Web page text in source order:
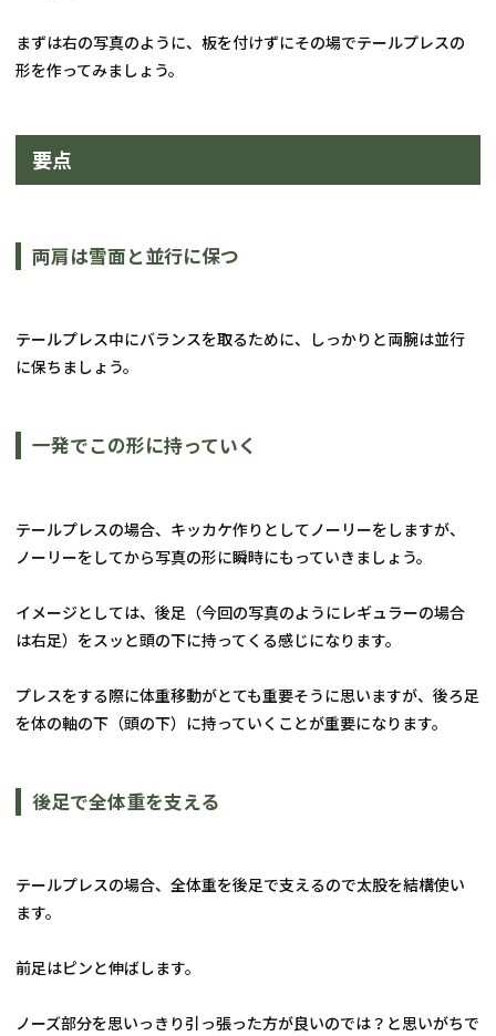
まずは右の写真のように、板を付けずにその場でテールプレスの
形を作ってみましょう。
要点
両肩は雪面と並行に保つ
テールプレス中にバランスを取るために、しっかりと両腕は並行
に保ちましょう。
一発でこの形に持っていく
テールプレスの場合、キッカケ作りとしてノーリーをしますが、
ノーリーをしてから写真の形に瞬時にもっていきましょう。
イメージとしては、後足（今回の写真のようにレギュラーの場合
は右足）をスッと頭の下に持ってくる感じになります。
プレスをする際に体重移動がとても重要そうに思いますが、後ろ足
を体の軸の下（頭の下）に持っていくことが重要になります。
後足で全体重を支える
テールプレスの場合、全体重を後足で支えるので太股を結構使い
ます。
前足はピンと伸ばします。
ノーズ部分を思いっきり引っ張った方が良いのでは？と思いがちで